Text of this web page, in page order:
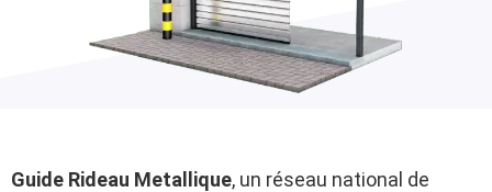
Guide Rideau Metallique, un réseau national de